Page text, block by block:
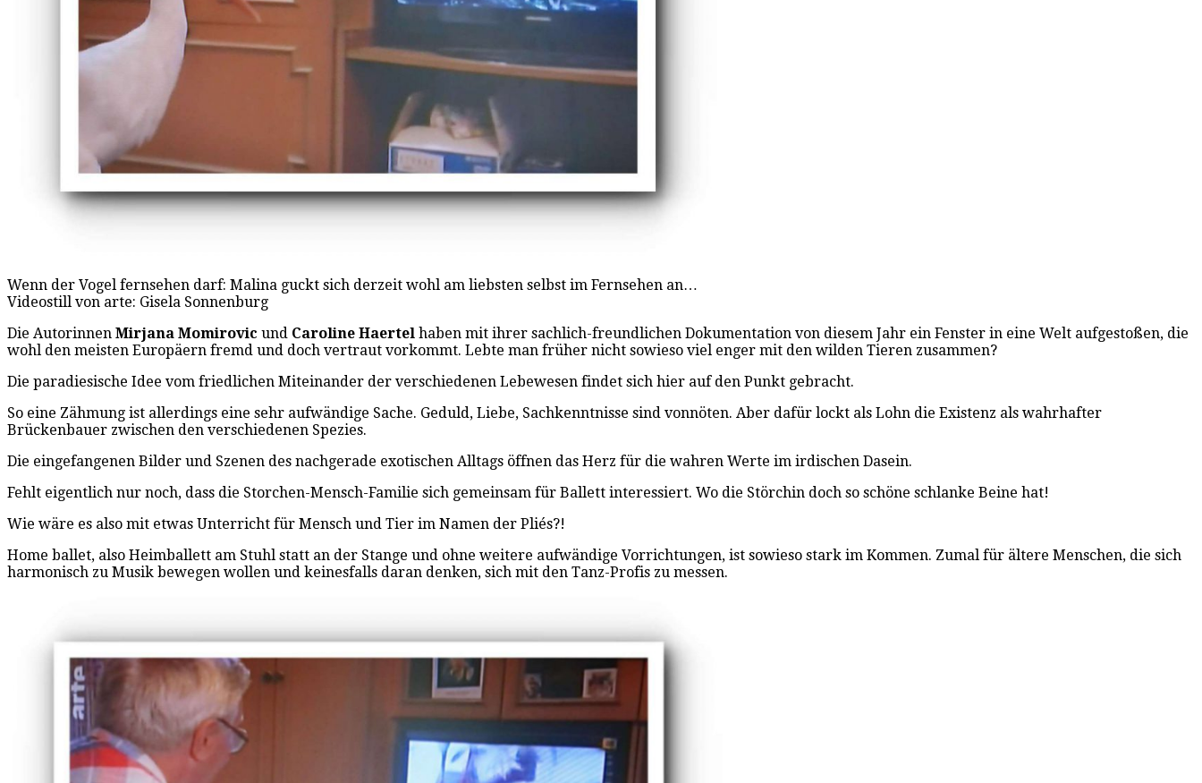
Wenn der Vogel fernsehen darf: Malina guckt sich derzeit wohl am liebsten selbst im Fernsehen an…
Videostill von arte: Gisela Sonnenburg
Die Autorinnen Mirjana Momirovic und Caroline Haertel haben mit ihrer sachlich-freundlichen Dokumentation von diesem Jahr ein Fenster in eine Welt aufgestoßen, die
wohl den meisten Europäern fremd und doch vertraut vorkommt. Lebte man früher nicht sowieso viel enger mit den wilden Tieren zusammen?
Die paradiesische Idee vom friedlichen Miteinander der verschiedenen Lebewesen findet sich hier auf den Punkt gebracht.
So eine Zähmung ist allerdings eine sehr aufwändige Sache. Geduld, Liebe, Sachkenntnisse sind vonnöten. Aber dafür lockt als Lohn die Existenz als wahrhafter
Brückenbauer zwischen den verschiedenen Spezies.
Die eingefangenen Bilder und Szenen des nachgerade exotischen Alltags öffnen das Herz für die wahren Werte im irdischen Dasein.
Fehlt eigentlich nur noch, dass die Storchen-Mensch-Familie sich gemeinsam für Ballett interessiert. Wo die Störchin doch so schöne schlanke Beine hat!
Wie wäre es also mit etwas Unterricht für Mensch und Tier im Namen der Pliés?!
Home ballet, also Heimballett am Stuhl statt an der Stange und ohne weitere aufwändige Vorrichtungen, ist sowieso stark im Kommen. Zumal für ältere Menschen, die sich
harmonisch zu Musik bewegen wollen und keinesfalls daran denken, sich mit den Tanz-Profis zu messen.